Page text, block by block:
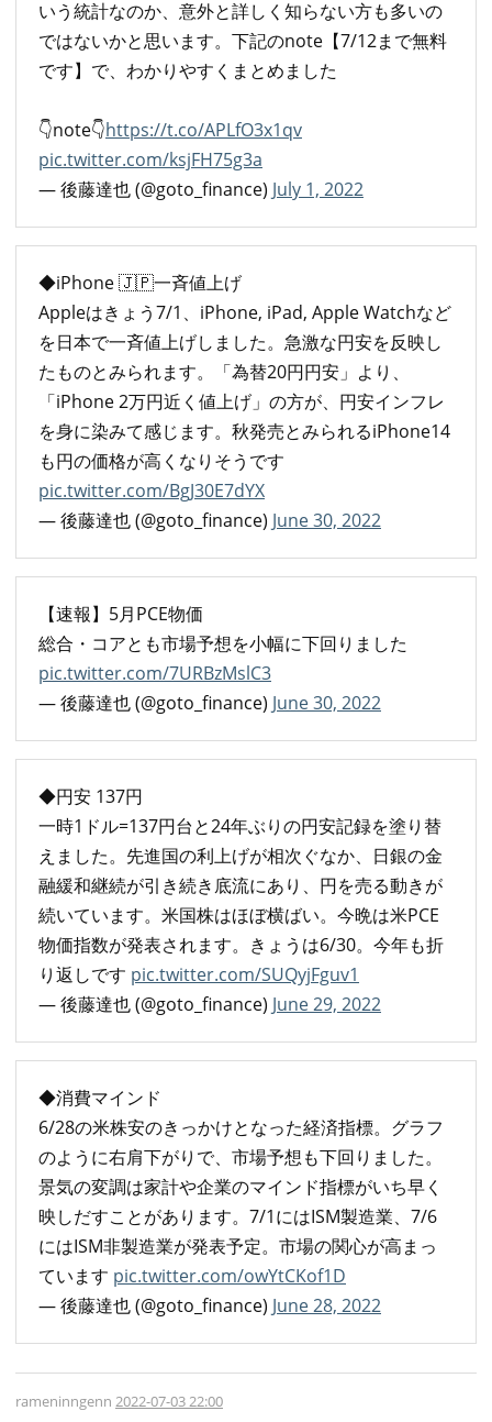
いう統計なのか、意外と詳しく知らない方も多いの
ではないかと思います。下記のnote【7/12まで無料
です】で、わかりやすくまとめました
👇note👇https://t.co/APLfO3x1qv
pic.twitter.com/ksjFH75g3a
— 後藤達也 (@goto_finance) July 1, 2022
◆iPhone 🇯🇵一斉値上げ
Appleはきょう7/1、iPhone, iPad, Apple Watchなど
を日本で一斉値上げしました。急激な円安を反映し
たものとみられます。「為替20円円安」より、
「iPhone 2万円近く値上げ」の方が、円安インフレ
を身に染みて感じます。秋発売とみられるiPhone14
も円の価格が高くなりそうです
pic.twitter.com/BgJ30E7dYX
— 後藤達也 (@goto_finance) June 30, 2022
【速報】5月PCE物価
総合・コアとも市場予想を小幅に下回りました
pic.twitter.com/7URBzMslC3
— 後藤達也 (@goto_finance) June 30, 2022
◆円安 137円
一時1ドル=137円台と24年ぶりの円安記録を塗り替
えました。先進国の利上げが相次ぐなか、日銀の金
融緩和継続が引き続き底流にあり、円を売る動きが
続いています。米国株はほぼ横ばい。今晩は米PCE
物価指数が発表されます。きょうは6/30。今年も折
り返しです pic.twitter.com/SUQyjFguv1
— 後藤達也 (@goto_finance) June 29, 2022
◆消費マインド
6/28の米株安のきっかけとなった経済指標。グラフ
のように右肩下がりで、市場予想も下回りました。
景気の変調は家計や企業のマインド指標がいち早く
映しだすことがあります。7/1にはISM製造業、7/6
にはISM非製造業が発表予定。市場の関心が高まっ
ています pic.twitter.com/owYtCKof1D
— 後藤達也 (@goto_finance) June 28, 2022
rameninngenn 2022-07-03 22:00